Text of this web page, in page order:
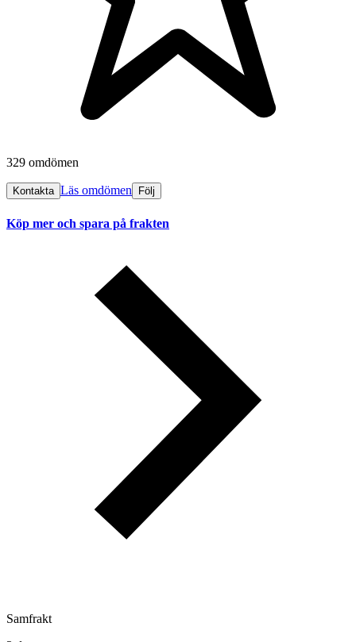
329 omdömen
Kontakta Läs omdömen Följ
Köp mer och spara på frakten
Samfrakt